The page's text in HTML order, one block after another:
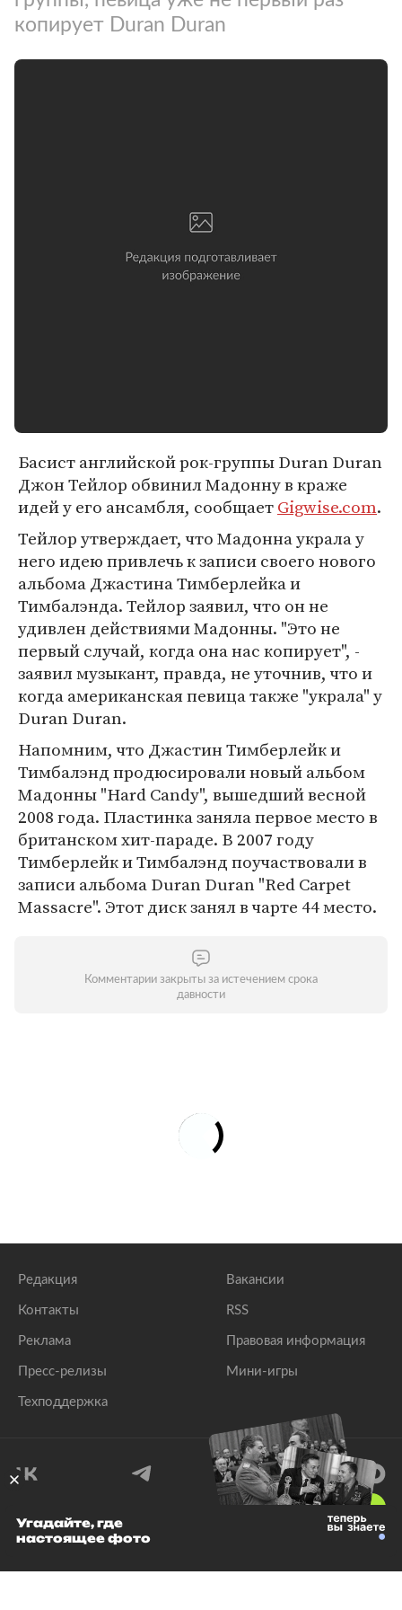
копирует Duran Duran
Басист английской рок-группы Duran Duran
Джон Тейлор обвинил Мадонну в краже
идей у его ансамбля, сообщаетGigwise.com.
Тейлор утверждает, что Мадонна украла у
него идею привлечь к записи своего нового
альбома Джастина Тимберлейка и
Тимбалэнда. Тейлор заявил, что он не
удивлен действиями Мадонны. "Это не
первый случай, когда она нас копирует", -
заявил музыкант, правда, не уточнив, что и
когда американская певица также "украла" у
Duran Duran.
Напомним, что Джастин Тимберлейк и
Тимбалэнд продюсировали новый альбом
Мадонны "Hard Candy", вышедший весной
2008 года. Пластинка заняла первое место в
британском хит-параде. В 2007 году
Тимберлейк и Тимбалэнд поучаствовали в
записи альбома Duran Duran "Red Carpet
Massacre". Этот диск занял в чарте 44 место.
Комментарии закрыты за истечением срока
давности
Редакция
Контакты
Реклама
Пресс-релизы
Техподдержка
Вакансии
RSS
Правовая информация
Мини-игры
© 1999–2026 Все права защищены.
Угадайте, где
настоящее фото